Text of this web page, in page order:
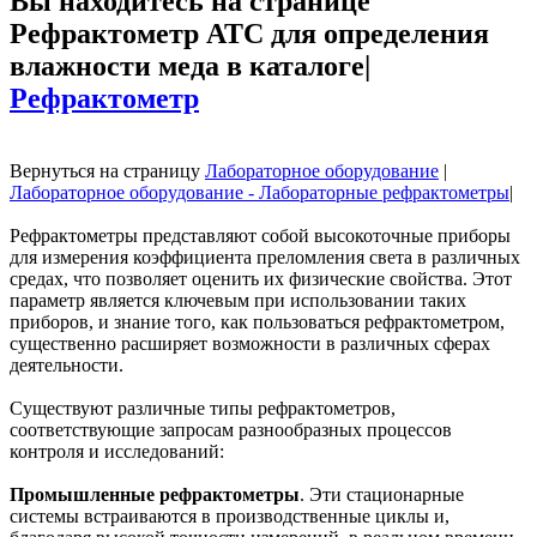
Рефрактометр ATC для определения
влажности меда в каталоге|
Рефрактометр
Вернуться на страницу Лабораторное оборудование |
Лабораторное оборудование - Лабораторные рефрактометры|
Рефрактометры представляют собой высокоточные приборы
для измерения коэффициента преломления света в различных
средах, что позволяет оценить их физические свойства. Этот
параметр является ключевым при использовании таких
приборов, и знание того, как пользоваться рефрактометром,
существенно расширяет возможности в различных сферах
деятельности.
Существуют различные типы рефрактометров,
соответствующие запросам разнообразных процессов
контроля и исследований:
Промышленные рефрактометры. Эти стационарные
системы встраиваются в производственные циклы и,